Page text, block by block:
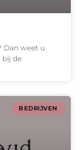
Dan weet u
bij de
BEDRIJVEN